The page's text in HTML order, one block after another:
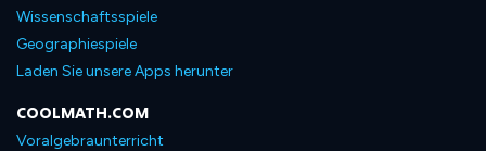
Wissenschaftsspiele
Geographiespiele
Laden Sie unsere Apps herunter
COOLMATH.COM
Voralgebraunterricht